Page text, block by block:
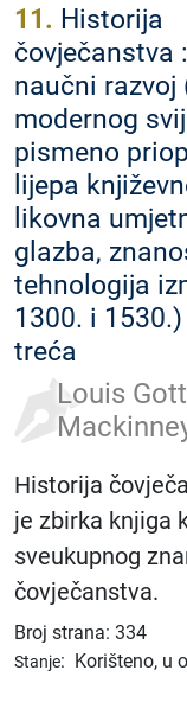
11. Historija
čovječanstva
naučni razvoj
modernog
pismeno
lijepa
likovna
glazba,
tehnologija
1300. i
treća
Louis
Historija
je zbirka knjiga
sveukupnog
čovječanstva.
Broj strana: 334
Stanje: Korišteno, u